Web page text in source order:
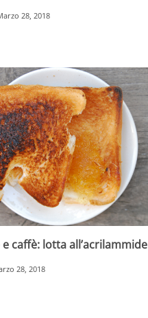
28, 2018
caffè: lotta all’acrilammide
28, 2018